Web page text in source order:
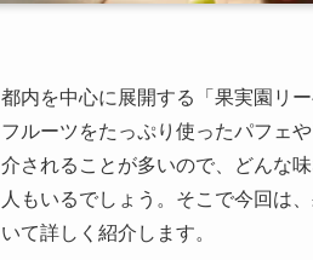
都内を中心に展開する「果実園リ
フルーツをたっぷり使ったパフェ
介されることが多いので、どんな
人もいるでしょう。そこで今回は
いて詳しく紹介します。